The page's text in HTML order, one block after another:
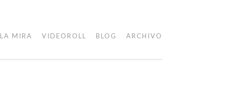
LA MIRA VIDEOROLL BLOG ARCHIVO